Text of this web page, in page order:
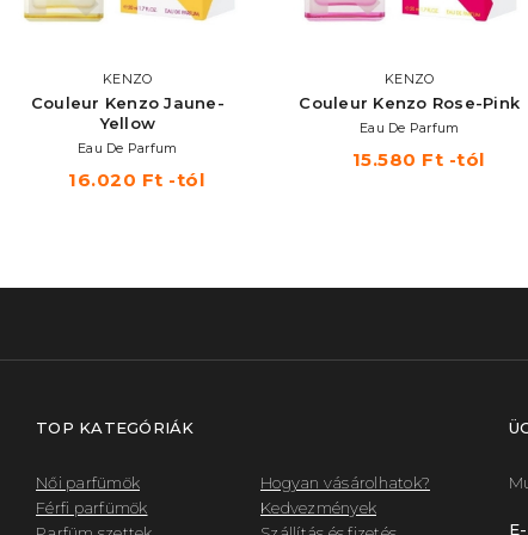
KENZO
Couleur Kenzo Jaune-
Yellow
Eau De Parfum
16.020 Ft -tól
KENZO
Couleur Kenzo Rose-Pink
Eau De Parfum
15.580 Ft -tól
TOP KATEGÓRIÁK
Női parfümök
Férfi parfümök
Hogyan vásárolhatok?
Kedvezmények